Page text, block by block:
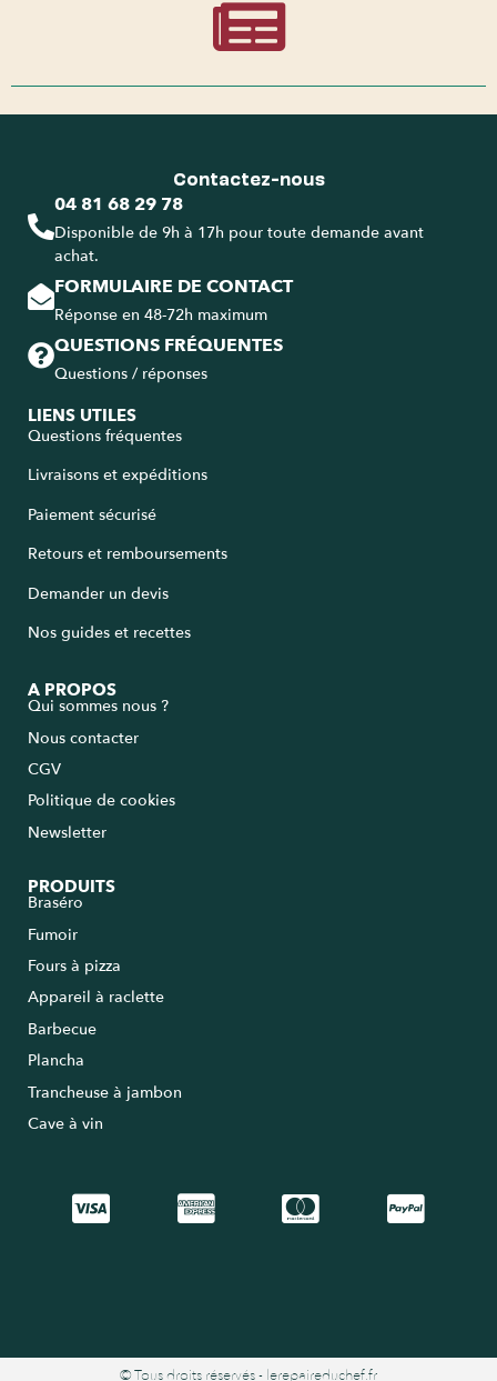
Contactez-nous
04 81 68 29 78
Disponible de 9h à 17h pour toute demande avant
achat.
FORMULAIRE DE CONTACT
Réponse en 48-72h maximum
QUESTIONS FRÉQUENTES
Questions / réponses
LIENS UTILES
Questions fréquentes
Livraisons et expéditions
Paiement sécurisé
Retours et remboursements
Demander un devis
Nos guides et recettes
A PROPOS
Qui sommes nous ?
Nous contacter
CGV
Politique de cookies
Newsletter
PRODUITS
Braséro
Fumoir
Fours à pizza
Appareil à raclette
Barbecue
Plancha
Trancheuse à jambon
Cave à vin
© Tous droits réservés - lerepaireduchef.fr